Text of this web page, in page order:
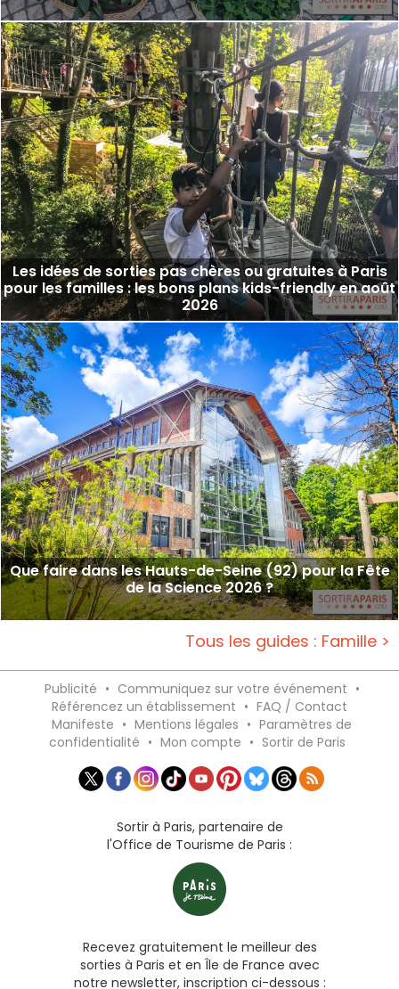
Les idées de sorties pas chères ou gratuites à Paris
pour les familles : les bons plans kids-friendly en août
2026
Que faire dans les Hauts-de-Seine (92) pour la Fête
de la Science 2026 ?
Tous les guides : Famille >
Publicité • Communiquez sur votre événement •
Référencez un établissement • FAQ / Contact
Manifeste • Mentions légales • Paramètres de
confidentialité • Mon compte • Sortir de Paris
Sortir à Paris, partenaire de
l'Office de Tourisme de Paris :
Recevez gratuitement le meilleur des
sorties à Paris et en Île de France avec
notre newsletter, inscription ci-dessous :